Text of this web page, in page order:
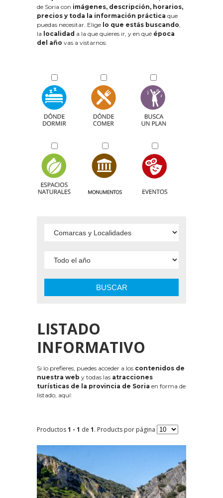
de Soria con imágenes, descripción, horarios,
precios y toda la información práctica que
puedas necesitar. Elige lo que estás buscando,
la localidad a la que quieres ir, y en qué época
del año vas a vistarnos:
BUSCAR
LISTADO
INFORMATIVO
Si lo prefieres, puedes acceder a los contenidos de
nuestra web y todas las atracciones
turísticas de la provincia de Soria en forma de
listado, aquí:
Productos1 - 1 de 1. Products por página